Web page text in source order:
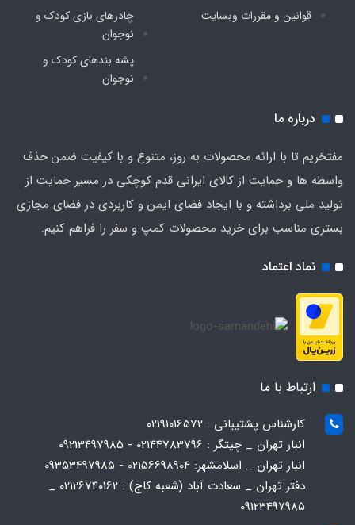
نماد اعتماد
قوانین و مقررات وبسایت
چادرهای بازی کودک و
نوجوان
پشه‌ بندهای کودک و
نوجوان
درباره ما
مفتخریم تا با ارائه محصولات به روز، متنوع و با کیفیت ضمن حذف
واسطه ها و حمایت از کالای ایرانی قدم کوچکی در مسیر حمایت از
تولید ملی برداشته و با ایجاد فضای ایمن و کاربردی در فضای مجازی
بستری مناسب برای خرید محصولات کمپ و سفر را فراهم کنیم.
ارتباط با ما
کارشناس پشتیبانی : 02191016572
انبار تهران _ چیتگر : 02144783796 - 09213497985
انبار تهران _ اسلامشهر: 02156698904 - 09353497985
دفتر تهران _ سعادت آباد (شعبه کاج) : 02126740162 _
09123497985